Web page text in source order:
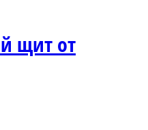
щит от